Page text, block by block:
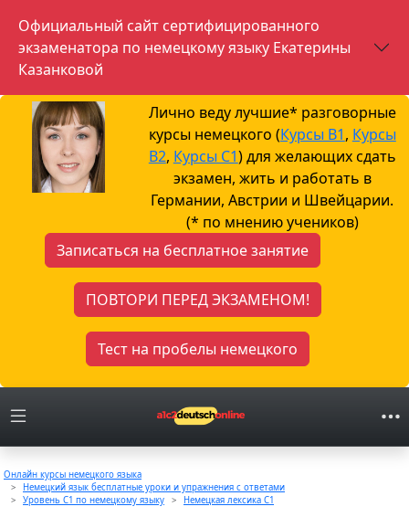
Официальный сайт сертифицированного
экзаменатора по немецкому языку Екатерины
Казанковой
Лично веду лучшие* разговорные
курсы немецкого (Курсы B1, Курсы
B2, Курсы С1) для желающих сдать
экзамен, жить и работать в
Германии, Австрии и Швейцарии.
(* по мнению учеников)
Записаться на бесплатное занятие
ПОВТОРИ ПЕРЕД ЭКЗАМЕНОМ!
Тест на пробелы немецкого
Онлайн курсы немецкого языка
Немецкий язык бесплатные уроки и упражнения с ответами
Уровень C1 по немецкому языку
Немецкая лексика C1